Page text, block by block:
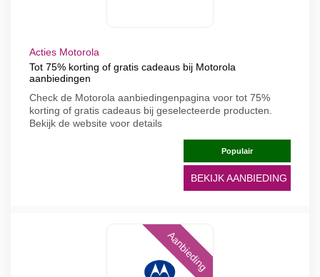
Acties Motorola
Tot 75% korting of gratis cadeaus bij Motorola
aanbiedingen
Check de Motorola aanbiedingenpagina voor tot 75%
korting of gratis cadeaus bij geselecteerde producten.
Bekijk de website voor details
Populair
BEKIJK AANBIEDING
Aanbieding